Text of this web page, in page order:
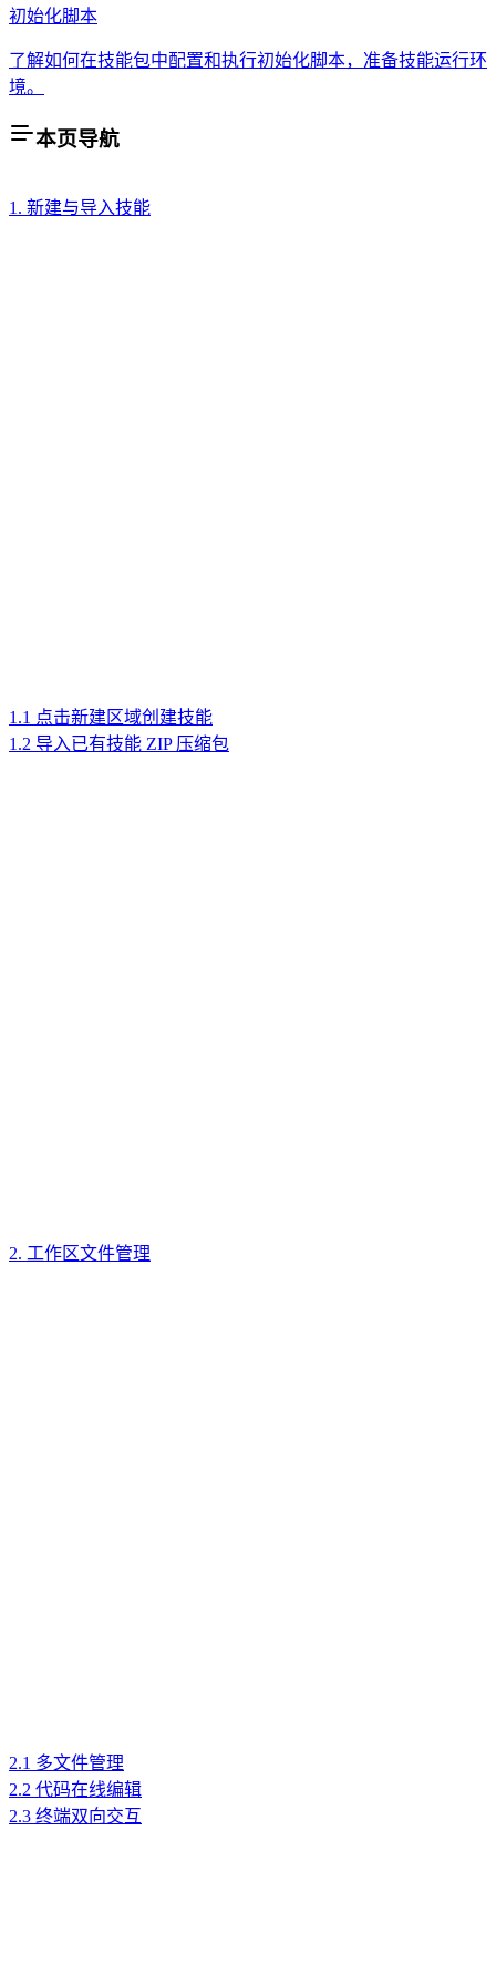
初始化脚本
了解如何在技能包中配置和执行初始化脚本，准备技能运行环
境。
本页导航
1. 新建与导入技能
1.1 点击新建区域创建技能
1.2 导入已有技能 ZIP 压缩包
2. 工作区文件管理
2.1 多文件管理
2.2 代码在线编辑
2.3 终端双向交互